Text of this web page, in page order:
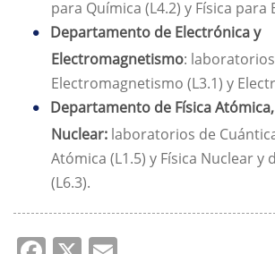
para Química (L4.2) y Física para
Departamento de Electrónica y
Electromagnetismo:
Electromagnetismo (L3.1) y
Departamento de Física
Nuclear:laboratorios de
Atómica (L1.5) y Física Nuclear y
(L6.3).